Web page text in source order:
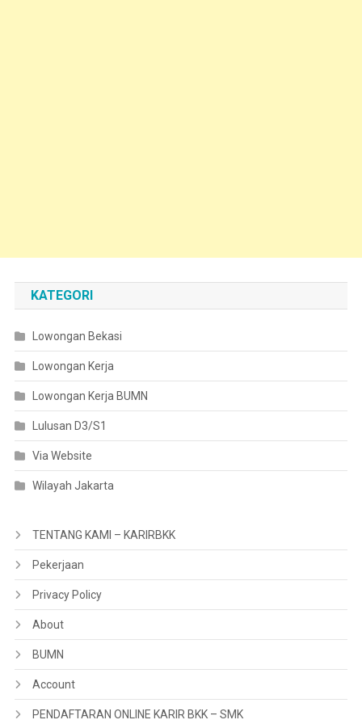
KATEGORI
Lowongan Bekasi
Lowongan Kerja
Lowongan Kerja BUMN
Lulusan D3/S1
Via Website
Wilayah Jakarta
TENTANG KAMI – KARIRBKK
Pekerjaan
Privacy Policy
About
BUMN
Account
PENDAFTARAN ONLINE KARIR BKK – SMK